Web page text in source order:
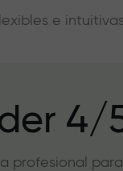
e
4/
profesional